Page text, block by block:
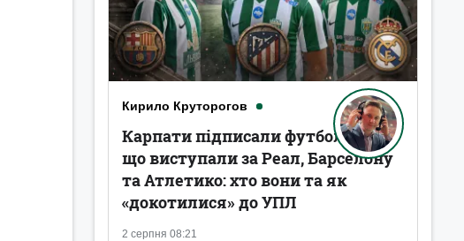
Кирило Круторогов
2 серпня 08:21
Карпати підписали футболістів,
що виступали за Реал, Барселону
та Атлетико: хто вони та як
«докотилися» до УПЛ